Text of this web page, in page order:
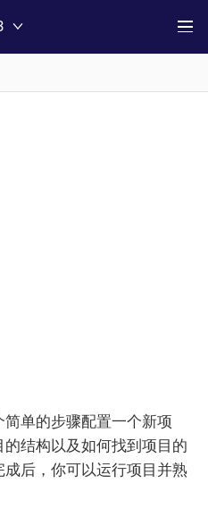
单的步骤配置一个新项
结构以及如何找到项目的
后，你可以运行项目并熟